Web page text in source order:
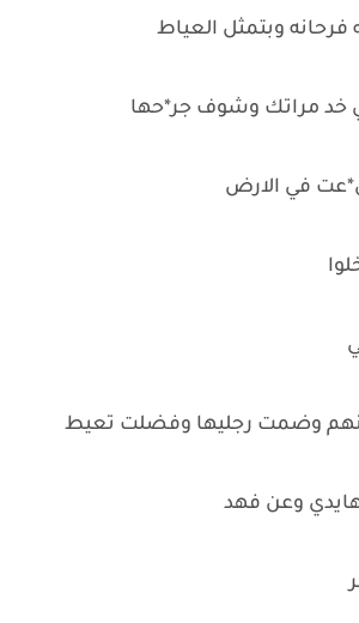
فرحانه وبتمثل العياط
خد مراتك وشوف جر*حها
في الارض
وضمت رجليها وفضلت تعيط
وعن فهد